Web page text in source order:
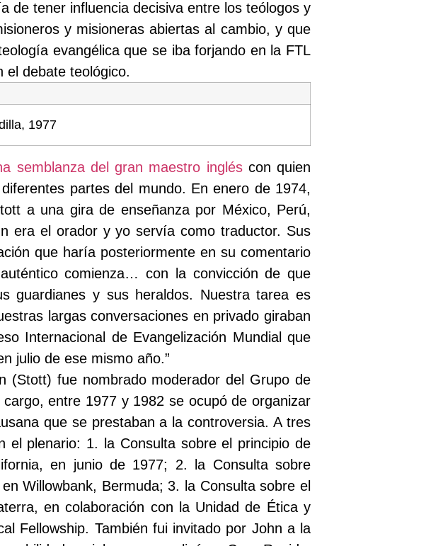
de tener influencia decisiva entre los teólogos y
y misioneras abiertas al cambio, y que
evangélica que se iba forjando en la FTL
el debate teológico.
1977
semblanza del gran maestro ingléscon quien
partes del mundo. En enero de 1974,
a una gira de enseñanza por México, Perú,
era el orador y yo servía como traductor. Sus
que haría posteriormente en su comentario
comienza… con la convicción de que
guardianes y sus heraldos. Nuestra tarea es
largas conversaciones en privado giraban
Internacional de Evangelización Mundial que
julio de ese mismo año.”
(Stott) fue nombrado moderador del Grupo de
entre 1977 y 1982 se ocupó de organizar
que se prestaban a la controversia. A tres
plenario: 1. la Consulta sobre el principio de
en junio de 1977; 2. la Consulta sobre
Willowbank, Bermuda; 3. la Consulta sobre el
en colaboración con la Unidad de Ética y
Fellowship. También fui invitado por John a la